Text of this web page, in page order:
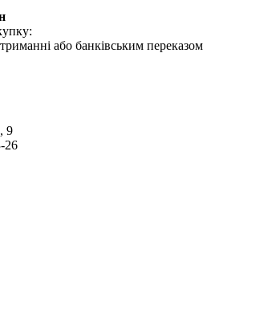
або банківським переказом
9
26